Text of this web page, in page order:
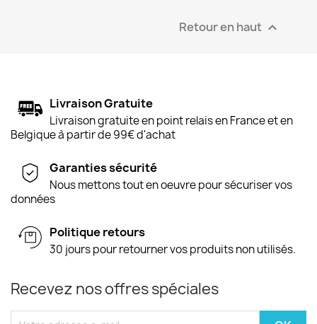
Retour en haut 
Livraison Gratuite
Livraison gratuite en point relais en France et en
Belgique à partir de 99€ d'achat
Garanties sécurité
Nous mettons tout en oeuvre pour sécuriser vos
données
Politique retours
30 jours pour retourner vos produits non utilisés.
Recevez nos offres spéciales